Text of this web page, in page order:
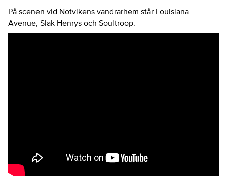
På scenen vid Notvikens vandrarhem står Louisiana
Avenue, Slak Henrys och Soultroop.